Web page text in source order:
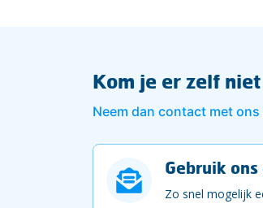
Kom je er zelf
Neem dan contact met ons
Gebruik
Zo snel mogelijk